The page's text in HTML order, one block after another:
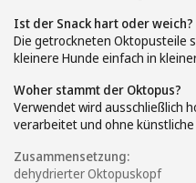
Ist der Snack hart oder weich?
Die getrockneten Oktopusteile
kleinere Hunde einfach in
Woher stammt der Oktopus?
Verwendet wird ausschließlich
verarbeitet und ohne
Zusammensetzung:
dehydrierter Oktopuskopf